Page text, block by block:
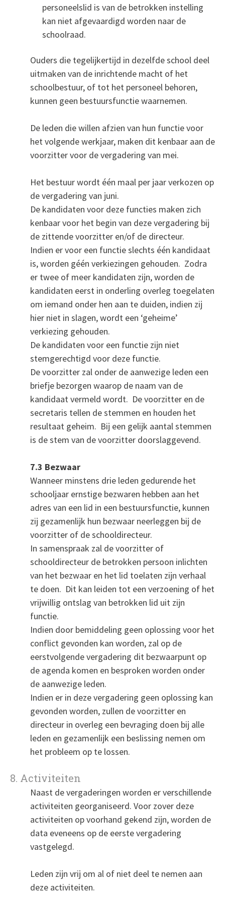
personeelslid is van de betrokken instelling
kan niet afgevaardigd worden naar de
schoolraad.
Ouders die tegelijkertijd in dezelfde school deel
uitmaken van de inrichtende macht of het
schoolbestuur, of tot het personeel behoren,
kunnen geen bestuursfunctie waarnemen.
De leden die willen afzien van hun functie voor
het volgende werkjaar, maken dit kenbaar aan de
voorzitter voor de vergadering van mei.
Het bestuur wordt één maal per jaar verkozen op
de vergadering van juni.
De kandidaten voor deze functies maken zich
kenbaar voor het begin van deze vergadering bij
de zittende voorzitter en/of de directeur.
Indien er voor een functie slechts één kandidaat
is, worden géén verkiezingen gehouden. Zodra
er twee of meer kandidaten zijn, worden de
kandidaten eerst in onderling overleg toegelaten
om iemand onder hen aan te duiden, indien zij
hier niet in slagen, wordt een ‘geheime’
verkiezing gehouden.
De kandidaten voor een functie zijn niet
stemgerechtigd voor deze functie.
De voorzitter zal onder de aanwezige leden een
briefje bezorgen waarop de naam van de
kandidaat vermeld wordt. De voorzitter en de
secretaris tellen de stemmen en houden het
resultaat geheim. Bij een gelijk aantal stemmen
is de stem van de voorzitter doorslaggevend.
7.3 Bezwaar
Wanneer minstens drie leden gedurende het
schooljaar ernstige bezwaren hebben aan het
adres van een lid in een bestuursfunctie, kunnen
zij gezamenlijk hun bezwaar neerleggen bij de
voorzitter of de schooldirecteur.
In samenspraak zal de voorzitter of
schooldirecteur de betrokken persoon inlichten
van het bezwaar en het lid toelaten zijn verhaal
te doen. Dit kan leiden tot een verzoening of het
vrijwillig ontslag van betrokken lid uit zijn
functie.
Indien door bemiddeling geen oplossing voor het
conflict gevonden kan worden, zal op de
eerstvolgende vergadering dit bezwaarpunt op
de agenda komen en besproken worden onder
de aanwezige leden.
Indien er in deze vergadering geen oplossing kan
gevonden worden, zullen de voorzitter en
directeur in overleg een bevraging doen bij alle
leden en gezamenlijk een beslissing nemen om
het probleem op te lossen.
8. Activiteiten
Naast de vergaderingen worden er verschillende
activiteiten georganiseerd. Voor zover deze
activiteiten op voorhand gekend zijn, worden de
data eveneens op de eerste vergadering
vastgelegd.
Leden zijn vrij om al of niet deel te nemen aan
deze activiteiten.